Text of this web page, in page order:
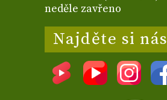
neděle zavřeno
Najděte si nás